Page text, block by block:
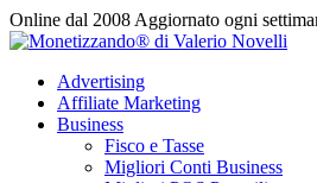
Vai
al
Online dal 2008 Aggiornato ogni
Advertising
Affiliate Marketing
Business
Fisco e Tasse
Migliori Conti Business